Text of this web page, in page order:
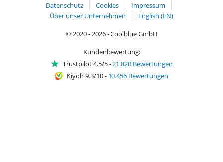
Datenschutz
Cookies
Impressum
Über unser Unternehmen
English (EN)
© 2020 - 2026 - Coolblue GmbH
Kundenbewertung:
Trustpilot 4.5/5-21.820 Bewertungen
Kiyoh 9.3/10- 10.456 Bewertungen